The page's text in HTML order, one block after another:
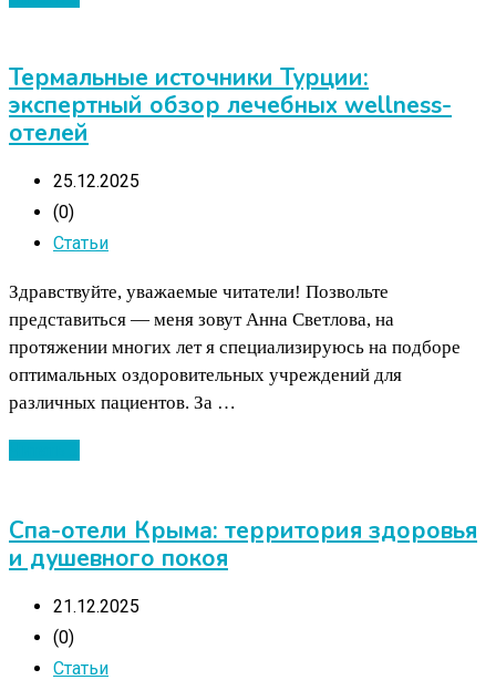
Термальные источники Турции:
экспертный обзор лечебных wellness-
отелей
25.12.2025
(0)
Статьи
Здравствуйте, уважаемые читатели! Позвольте
представиться — меня зовут Анна Светлова, на
протяжении многих лет я специализируюсь на подборе
оптимальных оздоровительных учреждений для
различных пациентов. За …
Спа-отели Крыма: территория здоровья
и душевного покоя
21.12.2025
(0)
Статьи